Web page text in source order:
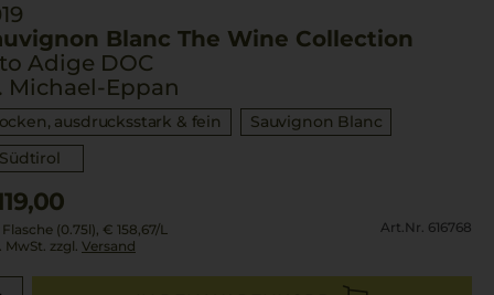
Blanc The Wine Collection
Adige DOC
Michael-Eppan
ausdrucksstark & fein
Sauvignon Blanc
Südtirol
(0.75l), € 158,67/L
MwSt. zzgl. Versand
Art.Nr. 616768